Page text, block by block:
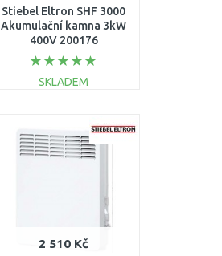
Stiebel Eltron SHF 3000
Akumulační kamna 3kW
400V 200176
SKLADEM
Porovnat
2 510 Kč